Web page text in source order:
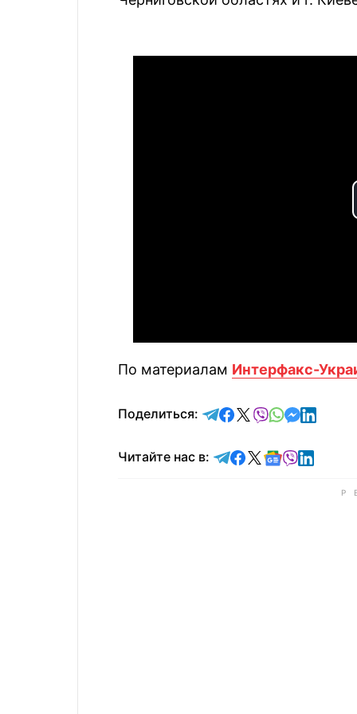
По материалам Интерфакс-
Поделиться: отправить в Telegram
поделиться в
поделиться в X
отправить в
отправить
Читайте нас в: Читайте в Telegram
Читайте в
Читайте в X
Читайте в
Читайте